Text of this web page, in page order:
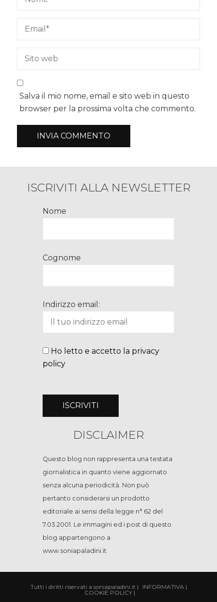
Salva il mio nome, email e sito web in questo
browser per la prossima volta che commento.
ISCRIVITI ALLA NEWSLETTER
Nome
Cognome
Indirizzo email:
Ho letto e accetto la privacy
policy
DISCLAIMER
Questo blog non rappresenta una testata
giornalistica in quanto viene aggiornato
senza alcuna periodicità. Non può
pertanto considerarsi un prodotto
editoriale ai sensi della legge n° 62 del
7.03.2001. Le immagini ed i post di questo
blog appartengono a
www.soniapaladini.it
Tutti i diritti riservati a soniapaladini.it | INFORMATIVA |
COOKIE POLICY |